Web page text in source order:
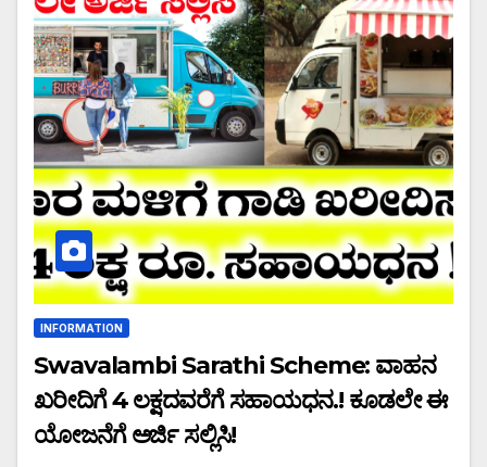
INFORMATION
Swavalambi Sarathi Scheme: ವಾಹನ
ಖರೀದಿಗೆ 4 ಲಕ್ಷದವರೆಗೆ ಸಹಾಯಧನ.! ಕೂಡಲೇ ಈ
ಯೋಜನೆಗೆ ಅರ್ಜಿ ಸಲ್ಲಿಸಿ!